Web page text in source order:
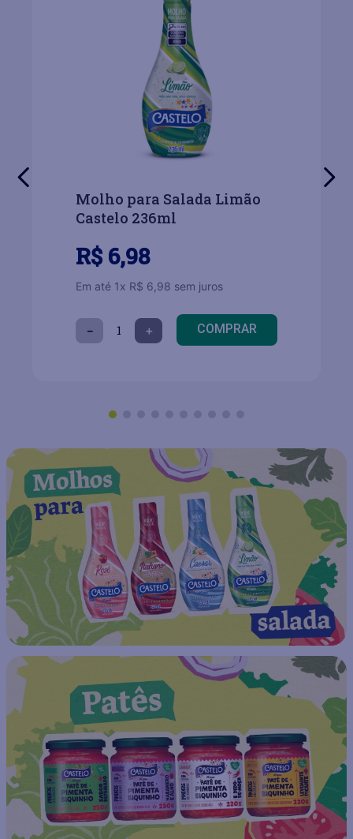
Molho para Salada Limão
Castelo 236ml
R$ 6,98
Em até 1x R$ 6 98 sem juros
＋
－ COMPRAR